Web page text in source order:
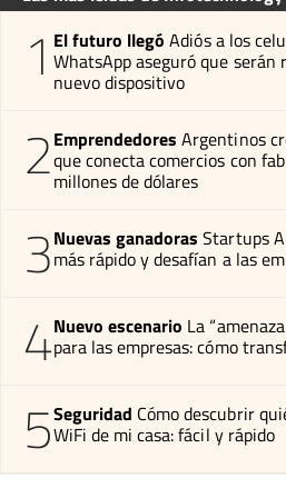
1 El futuro llegó Adiós a los
WhatsApp aseguró que serán
nuevo dispositivo
2Emprendedores Argentinos
que conecta comercios con
millones de dólares
3Nuevas ganadoras Startups
más rápido y desafían a las
4Nuevo escenario La
para las empresas: cómo
5Seguridad Cómo descubrir
WiFi de mi casa: fácil y rápido